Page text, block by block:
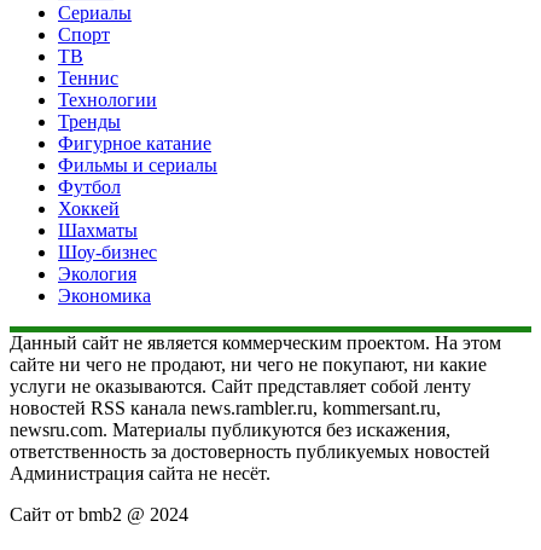
Сериалы
Спорт
ТВ
Теннис
Технологии
Тренды
Фигурное катание
Фильмы и сериалы
Футбол
Хоккей
Шахматы
Шоу-бизнес
Экология
Экономика
Данный сайт не является коммерческим проектом. На этом
сайте ни чего не продают, ни чего не покупают, ни какие
услуги не оказываются. Сайт представляет собой ленту
новостей RSS канала news.rambler.ru, kommersant.ru,
newsru.com. Материалы публикуются без искажения,
ответственность за достоверность публикуемых новостей
Администрация сайта не несёт.
Сайт от bmb2 @ 2024